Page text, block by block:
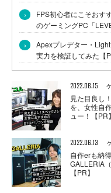
›
FPS初心者にこそおす
のゲーミングPC「
›
Apexプレデター・
実力を検証してみた【
2022.06.15
見た目良し
を、女性自
ュー！【PR】
2022.06.13
自作erも納
GALLERIA
【PR】